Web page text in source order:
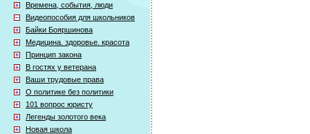
Времена, события, люди
Видеопособия для школьников
Байки Бояршинова
Медицина. здоровье. красота
Принцип закона
В гостях у ветерана
Ваши трудовые права
О политике без политики
101 вопрос юристу
Легенды золотого века
Новая школа